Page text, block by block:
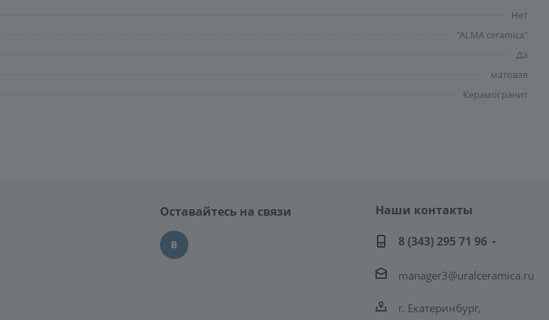
Нет
"ALMA ceramica"
Да
матовая
Керамогранит
Оставайтесь на связи
Наши контакты
8 (343) 295 71 96
manager3@uralceramica.ru
г. Екатеринбург,